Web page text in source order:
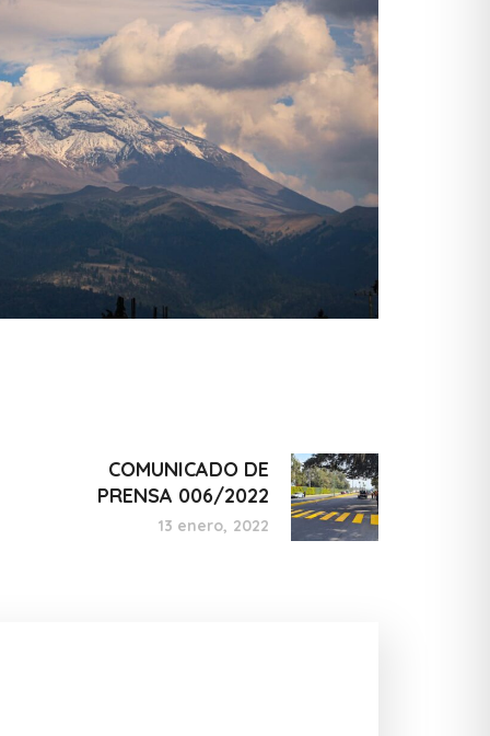
COMUNICADO DE
PRENSA 006/2022
13 enero, 2022